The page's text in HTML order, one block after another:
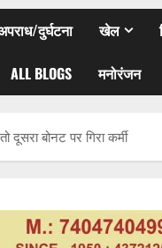
दुर्घटना खेल
ALL BLOGS मनोरंजन
बोनट पर गिरा कर्मी